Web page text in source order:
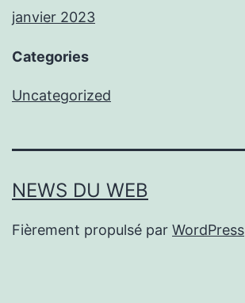
janvier 2023
Categories
Uncategorized
NEWS DU WEB
Fièrement propulsé par WordPress